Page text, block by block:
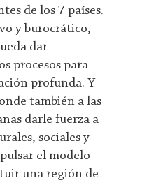
de los 7 países.
y burocrático,
dar
procesos para
profunda. Y
también a las
darle fuerza a
sociales y
el modelo
una región de